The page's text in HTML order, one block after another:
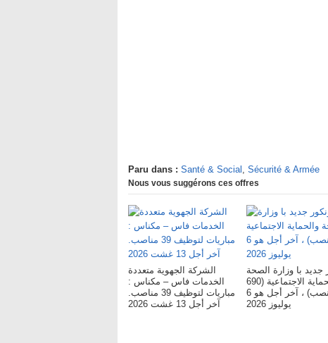
Paru dans : Santé & Social , Sécurité & Armée
Nous vous suggérons ces offres
الشركة الجهوية متعددة
الخدمات فاس – مکناس :
مباريات لتوظيف 39 مناصب.
آخر أجل 13 غشت 2026
جديد با وزارة الصحة
والحماية الاجتماعية (690
منصب) ، آخر أجل هو 6
يوليوز 2026